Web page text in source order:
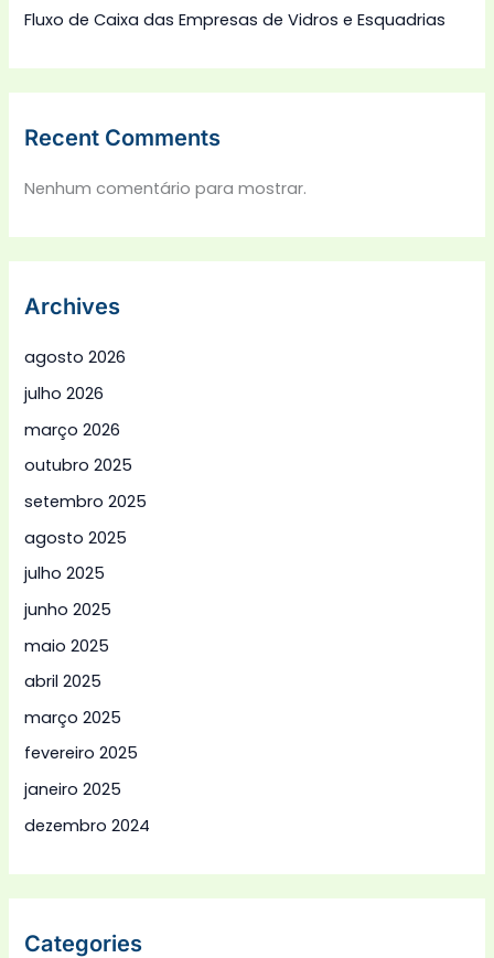
Fluxo de Caixa das Empresas de Vidros e Esquadrias
Recent Comments
Nenhum comentário para mostrar.
Archives
agosto 2026
julho 2026
março 2026
outubro 2025
setembro 2025
agosto 2025
julho 2025
junho 2025
maio 2025
abril 2025
março 2025
fevereiro 2025
janeiro 2025
dezembro 2024
Categories